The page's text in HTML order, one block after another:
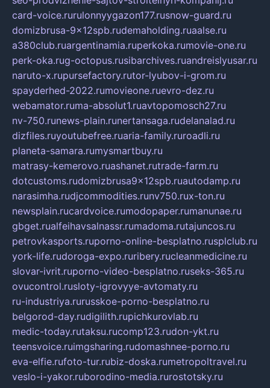
card-voice.rurulonnyygazon177.rusnow-guard.ru
domizbrusa-9x12spb.rudemaholding.ruaalse.ru
a380club.ruargentinamia.ruperkoka.rumovie-one.ru
perk-oka.rug-octopus.rusibarchives.ruandreislyusar.ru
naruto-x.rupursefactory.rutor-lyubov-i-grom.ru
spayderhed-2022.rumovieone.ruevro-dez.ru
webamator.ruma-absolut1.ruavtopomosch27.ru
nv-750.runews-plain.runertansaga.rudelanalad.ru
dizfiles.ruyoutubefree.ruaria-family.ruroadli.ru
planeta-samara.rumysmartbuy.ru
matrasy-kemerovo.ruashanet.rutrade-farm.ru
dotcustoms.rudomizbrusa9x12spb.ruautodamp.ru
narasimha.rudjcommodities.runv750.rux-ton.ru
newsplain.rucardvoice.rumodopaper.rumanunae.ru
gbget.rualfeihavsalnassr.rumadoma.rutajuncos.ru
petrovkasports.ruporno-online-besplatno.rusplclub.ru
york-life.rudoroga-expo.ruribery.rucleanmedicine.ru
slovar-ivrit.ruporno-video-besplatno.ruseks-365.ru
ovucontrol.rusloty-igrovyye-avtomaty.ru
ru-industriya.rurusskoe-porno-besplatno.ru
belgorod-day.rudigilith.rupichkurovlab.ru
medic-today.rutaksu.rucomp123.rudon-ykt.ru
teensvoice.ruimgsharing.rudomashnee-porno.ru
eva-elfie.rufoto-tur.rubiz-doska.rumetropoltravel.ru
veslo-i-yakor.ruborodino-media.rurostotsky.ru